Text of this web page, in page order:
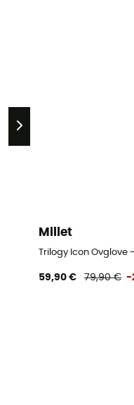
Millet
Trilogy Icon Ovglove
59,90 € 79,90 € -